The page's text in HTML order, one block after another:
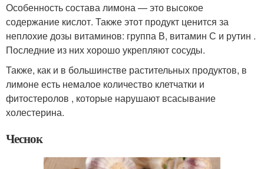
Особенность состава лимона — это высокое
содержание кислот. Также этот продукт ценится за
неплохие дозы витаминов: группа В, витамин С и рутин .
Последние из них хорошо укрепляют сосуды.
Также, как и в большинстве растительных продуктов, в
лимоне есть немалое количество клетчатки и
фитостеролов , которые нарушают всасывание
холестерина.
Чеснок